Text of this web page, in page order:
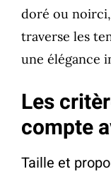
doré ou
traverse les
une élégance
Les
compte
Taille et